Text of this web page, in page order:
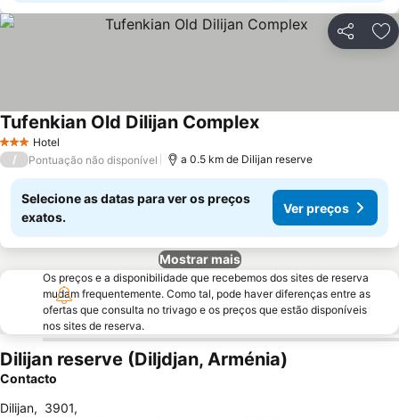
Partilhar
3 EstrelasHotel
Tufenkian Old Dilijan ComplexVer preços
/ Pontuação não disponível a 0.5 km de Dilijan reserve
Selecione as datas para ver os preços
exatos.
Ver preços
Mostrar mais
Os preços e a disponibilidade que recebemos dos sites de reserva
mudam frequentemente. Como tal, pode haver diferenças entre as
ofertas que consulta no trivago e os preços que estão disponíveis
nos sites de reserva.
Dilijan reserve (Diljdjan, Arménia)
Contacto
Dilijan, 3901,